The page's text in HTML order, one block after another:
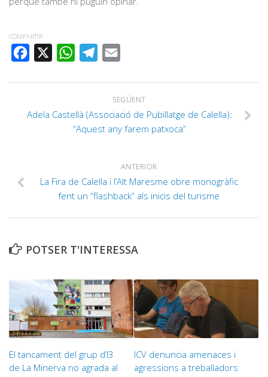
COMPARTIR
FACEBOOK
WHATSAPPTELEGRAM
SEGÜENT
Adela Castellà (Associació de Pubillatge de Calella):
“Aquest any farem patxoca”
ANTERIOR
La Fira de Calella i l’Alt Maresme obre monogràfic
fent un “flashback” als inicis del turisme
POTSER T'INTERESSA
El tancament del grup d’I3
de La Minerva no agrada al
ICV denuncia amenaces i
agressions a treballadors